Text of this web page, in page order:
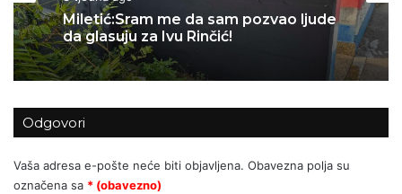
3 tjedna ago
Miletić:Sram me da sam pozvao ljude
da glasuju za Ivu Rinčić!
4 tjedna ago
Hvala vam, izborniče. Hrvatska vam
ovo nikada neće zaboraviti.
Odgovori
Vaša adresa e-pošte neće biti objavljena. Obavezna polja su
označena sa * (obavezno)